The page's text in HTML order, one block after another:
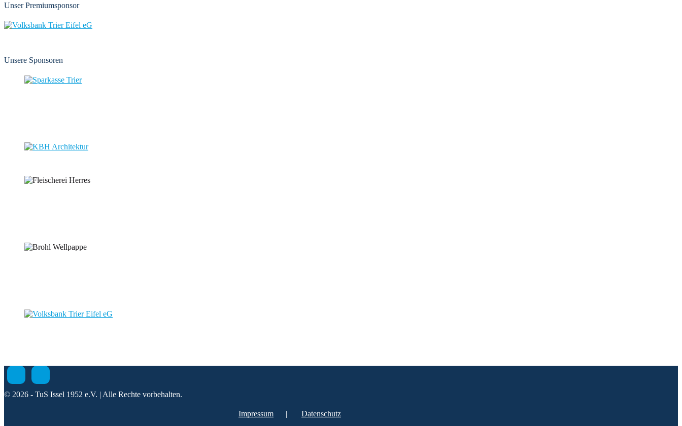
Unser Premiumsponsor
Unsere Sponsoren
© 2026 - TuS Issel 1952 e.V. | Alle Rechte vorbehalten.
Impressum | Datenschutz